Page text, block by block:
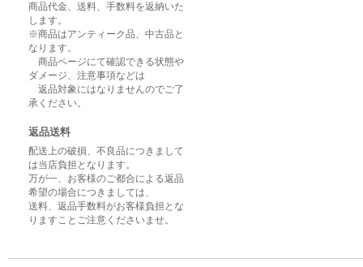
商品代金、送料、手数料を返納いた
します。
※商品はアンティーク品、中古品と
なります。
商品ページにて確認できる状態や
ダメージ、注意事項などは
返品対象にはなりませんのでご了
承ください。
返品送料
配送上の破損、不良品につきまして
は当店負担となります。
万が一、お客様のご都合による返品
希望の場合につきましては、
送料、返品手数料がお客様負担とな
りますことご注意くださいませ。